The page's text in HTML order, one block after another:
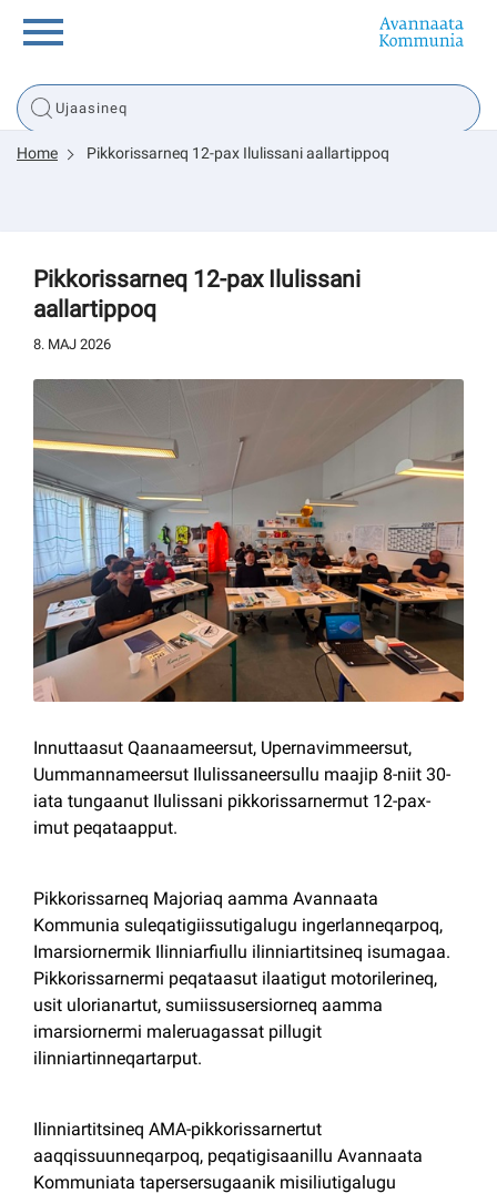
Innuttaasunut
Tassaarsuaq
Pilersaarutinut isaavik
Kommuni pillugu paasissutissat
Home Pikkorissarneq 12-pax Ilulissani aallartippoq
Pikkorissarneq 12-pax Ilulissani
aallartippoq
8. MAJ 2026
Innuttaasut Qaanaameersut, Upernavimmeersut,
Uummannameersut Ilulissaneersullu maajip 8-niit 30-
iata tungaanut Ilulissani pikkorissarnermut 12-pax-
imut peqataapput.
Pikkorissarneq Majoriaq aamma Avannaata
Kommunia suleqatigiissutigalugu ingerlanneqarpoq,
Imarsiornermik Ilinniarfiullu ilinniartitsineq isumagaa.
Pikkorissarnermi peqataasut ilaatigut motorilerineq,
usit ulorianartut, sumiissusersiorneq aamma
imarsiornermi maleruagassat pillugit
ilinniartinneqartarput.
Ilinniartitsineq AMA-pikkorissarnertut
aaqqissuunneqarpoq, peqatigisaanillu Avannaata
Kommuniata tapersersugaanik misiliutigalugu